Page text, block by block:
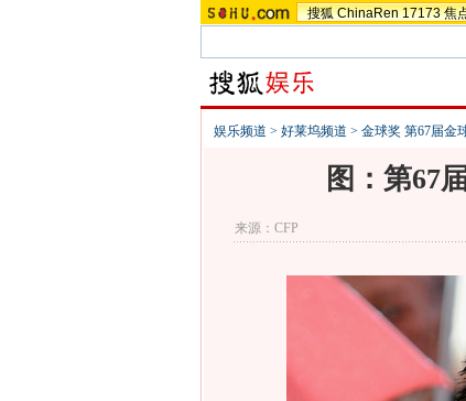
搜狐 ChinaRen 17173 焦
娱乐频道 > 好莱坞频道 > 金球奖 第67届金
图：第67
来源： CFP